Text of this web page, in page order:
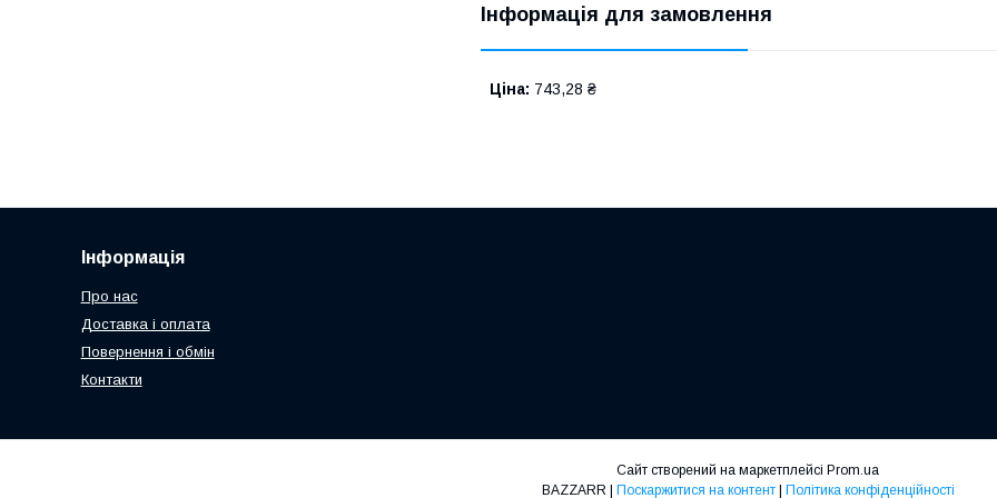
Інформація для замовлення
Ціна: 743,28 ₴
Інформація
Про нас
Доставка і оплата
Повернення і обмін
Контакти
Сайт створений на маркетплейсі Prom.ua
BAZZARR | Поскаржитися на контент | Політика конфіденційності